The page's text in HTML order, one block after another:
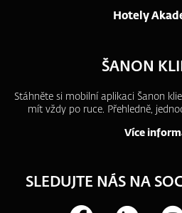
Hotely
ŠANON
Stáhněte si mobilní aplikaci Šanon
mít vždy po ruce. Přehledně,
Více
SLEDUJTE NÁS NA